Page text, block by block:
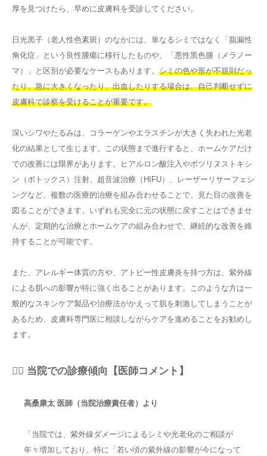
厚を見つけたら、早めに皮膚科を受診してください。
日光黒子（老人性色素斑）のなかには、単なるシミではなく「脂漏性
角化症」という良性腫瘍に移行したものや、「悪性黒色腫（メラノー
マ）」と区別が必要なケースもあります。 シミの色や形が不規則だっ
たり、急に大きくなったり、出血したりする場合は、自己判断せずに
皮膚科で診察を受けることが重要です。
深いシワやたるみは、コラーゲンやエラスチンが大きく失われた光老
化の結果として生じます。この状態まで進行すると、ホームケアだけ
での改善には限界があります。ヒアルロン酸注入やボツリヌストキシ
ン（ボトックス）注射、超音波治療（HIFU）、レーザーリサーフェシ
ングなど、複数の医療的治療を組み合わせることで、見た目の改善を
図ることができます。いずれも完全に元の状態に戻すことはできませ
んが、定期的な治療とホームケアの組み合わせで、継続的な改善を維
持することが可能です。
また、アレルギー体質の方や、アトピー性皮膚炎を持つ方は、紫外線
による肌への影響が特に強く出ることがあります。このような方は一
般的なスキンケア製品や治療法がかえって肌を刺激してしまうことが
あるため、皮膚科専門医に相談しながらケアを進めることをお勧めし
ます。
👨‍⚕️ 当院での診療傾向【医師コメント】
高桑康太 医師（当院治療責任者）より
「当院では、紫外線ダメージによるシミや光老化のご相談が
年々増加しており、特に「若い頃の紫外線の影響が今になって